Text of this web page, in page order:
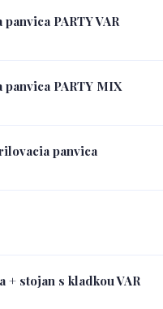
PARTY VAR
PARTY MIX
panvica
stojan s kladkou VAR